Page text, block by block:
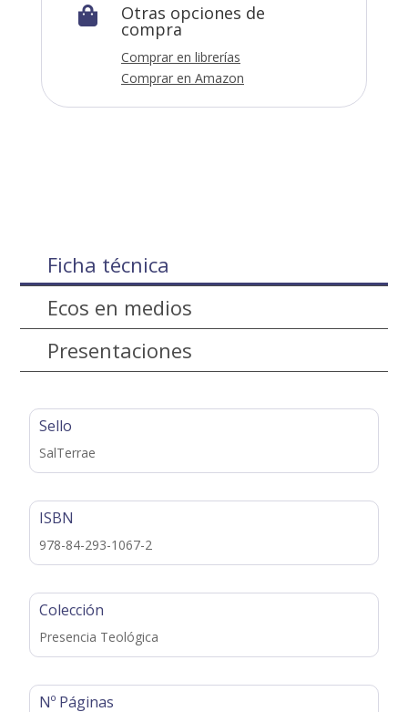
 Otras opciones de
compra
Comprar en librerías
Comprar en Amazon
Ficha técnica
Ecos en medios
Presentaciones
Sello
SalTerrae
ISBN
978-84-293-1067-2
Colección
Presencia Teológica
Nº Páginas